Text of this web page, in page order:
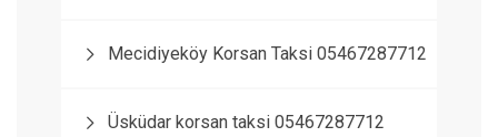
Mecidiyeköy Korsan Taksi 05467287712
Üsküdar korsan taksi 05467287712